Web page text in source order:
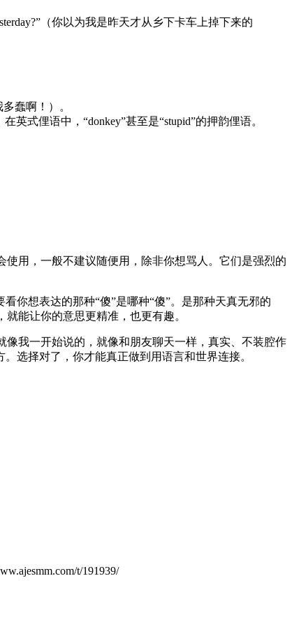
（你以为我是昨天才从乡下卡车上掉下来的
蠢啊！）。
式俚语中，“donkey”甚至是“stupid”的押韵俚语。
使用，一般不建议随便用，除非你想骂人。它们是强烈的
你想表达的那种“傻”是哪种“傻”。是那种天真无邪的
能让你的意思更精准，也更有趣。
我一开始说的，就像和朋友聊天一样，真实、不装腔作
选择对了，你才能真正做到用语言和世界连接。
t/191939/